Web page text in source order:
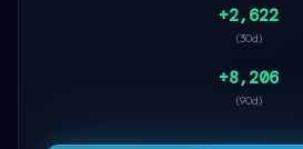
+2,622
(30d)
+8,206
(90d)